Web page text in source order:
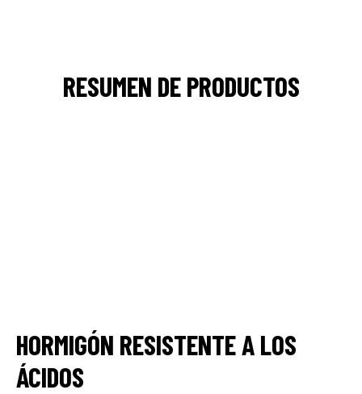
RESUMEN DE PRODUCTOS
HORMIGÓN RESISTENTE A LOS
ÁCIDOS